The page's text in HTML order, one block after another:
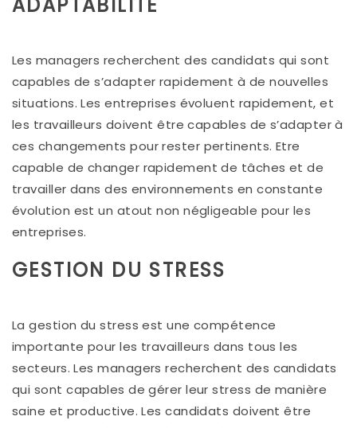
Les managers recherchent des candidats qui sont
capables de s’adapter rapidement à de nouvelles
situations. Les entreprises évoluent rapidement, et
les travailleurs doivent être capables de s’adapter à
ces changements pour rester pertinents. Etre
capable de changer rapidement de tâches et de
travailler dans des environnements en constante
évolution est un atout non négligeable pour les
entreprises.
GESTION DU STRESS
La gestion du stress est une compétence
importante pour les travailleurs dans tous les
secteurs. Les managers recherchent des candidats
qui sont capables de gérer leur stress de manière
saine et productive. Les candidats doivent être